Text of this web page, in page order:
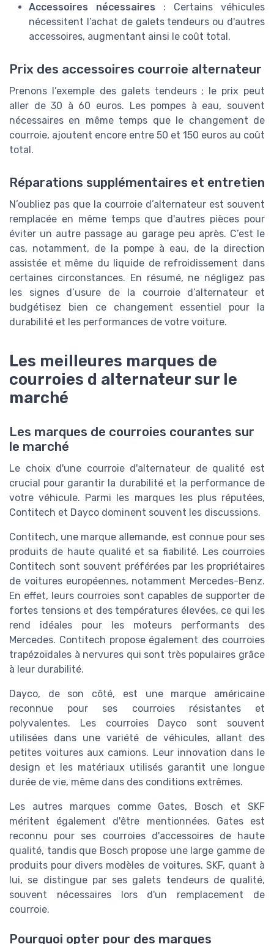
Accessoires nécessaires : Certains véhicules
nécessitent l’achat de galets tendeurs ou d'autres
accessoires, augmentant ainsi le coût total.
Prix des accessoires courroie alternateur
Prenons l’exemple des galets tendeurs ; le prix peut
aller de 30 à 60 euros. Les pompes à eau, souvent
nécessaires en même temps que le changement de
courroie, ajoutent encore entre 50 et 150 euros au coût
total.
Réparations supplémentaires et entretien
N’oubliez pas que la courroie d’alternateur est souvent
remplacée en même temps que d'autres pièces pour
éviter un autre passage au garage peu après. C’est le
cas, notamment, de la pompe à eau, de la direction
assistée et même du liquide de refroidissement dans
certaines circonstances. En résumé, ne négligez pas
les signes d’usure de la courroie d’alternateur et
budgétisez bien ce changement essentiel pour la
durabilité et les performances de votre voiture.
Les meilleures marques de
courroies d alternateur sur le
marché
Les marques de courroies courantes sur
le marché
Le choix d'une courroie d'alternateur de qualité est
crucial pour garantir la durabilité et la performance de
votre véhicule. Parmi les marques les plus réputées,
Contitech et Dayco dominent souvent les discussions.
Contitech, une marque allemande, est connue pour ses
produits de haute qualité et sa fiabilité. Les courroies
Contitech sont souvent préférées par les propriétaires
de voitures européennes, notamment Mercedes-Benz.
En effet, leurs courroies sont capables de supporter de
fortes tensions et des températures élevées, ce qui les
rend idéales pour les moteurs performants des
Mercedes. Contitech propose également des courroies
trapézoïdales à nervures qui sont très populaires grâce
à leur durabilité.
Dayco, de son côté, est une marque américaine
reconnue pour ses courroies résistantes et
polyvalentes. Les courroies Dayco sont souvent
utilisées dans une variété de véhicules, allant des
petites voitures aux camions. Leur innovation dans le
design et les matériaux utilisés garantit une longue
durée de vie, même dans des conditions extrêmes.
Les autres marques comme Gates, Bosch et SKF
méritent également d'être mentionnées. Gates est
reconnu pour ses courroies d'accessoires de haute
qualité, tandis que Bosch propose une large gamme de
produits pour divers modèles de voitures. SKF, quant à
lui, se distingue par ses galets tendeurs de qualité,
souvent nécessaires lors d'un remplacement de
courroie.
Pourquoi opter pour des marques